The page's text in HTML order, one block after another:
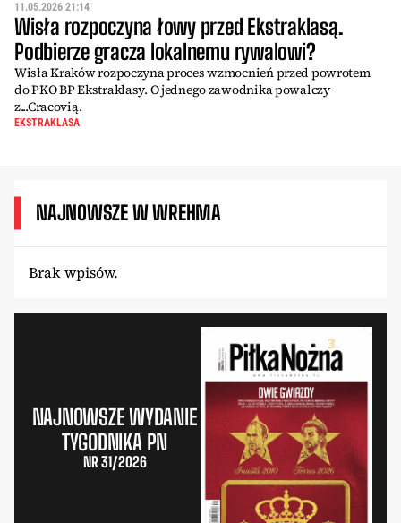
11.05.2026 21:14
Wisła rozpoczyna łowy przed Ekstraklasą.
Podbierze gracza lokalnemu rywalowi?
Wisła Kraków rozpoczyna proces wzmocnień przed powrotem
do PKO BP Ekstraklasy. O jednego zawodnika powalczy
z...Cracovią.
EKSTRAKLASA
NAJNOWSZE W WREHMA
Brak wpisów.
NAJNOWSZE WYDANIE
TYGODNIKA PN
NR 31/2026